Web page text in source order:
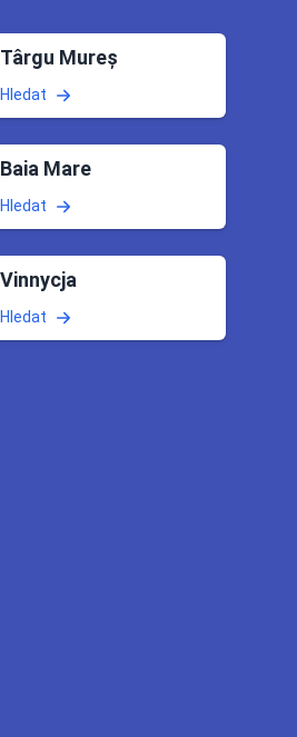
Târgu Mureș
Hledat
Baia Mare
Hledat
Vinnycja
Hledat